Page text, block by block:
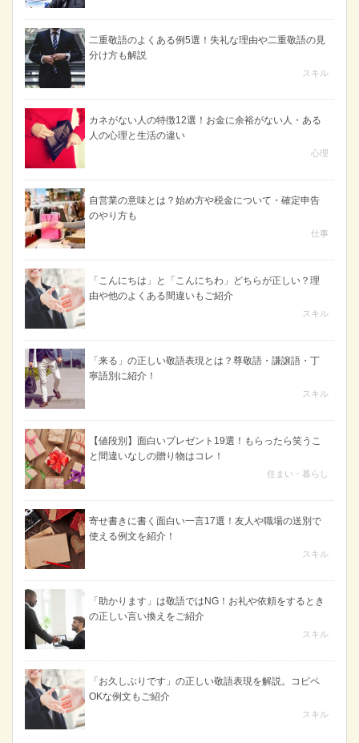
二重敬語のよくある例5選！失礼な理由や二重敬語の見
分け方も解説
スキル
カネがない人の特徴12選！お金に余裕がない人・ある
人の心理と生活の違い
心理
自営業の意味とは？始め方や税金について・確定申告
のやり方も
仕事
「こんにちは」と「こんにちわ」どちらが正しい？理
由や他のよくある間違いもご紹介
スキル
「来る」の正しい敬語表現とは？尊敬語・謙譲語・丁
寧語別に紹介！
スキル
【値段別】面白いプレゼント19選！もらったら笑うこ
と間違いなしの贈り物はコレ！
住まい・暮らし
寄せ書きに書く面白い一言17選！友人や職場の送別で
使える例文を紹介！
スキル
「助かります」は敬語ではNG！お礼や依頼をするとき
の正しい言い換えをご紹介
スキル
「お久しぶりです」の正しい敬語表現を解説。コピペ
OKな例文もご紹介
スキル